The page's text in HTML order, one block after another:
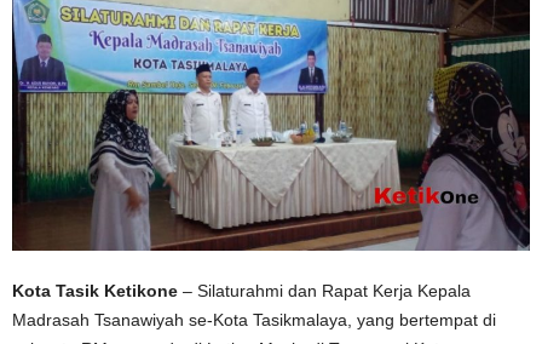
Kota Tasik Ketikone – Silaturahmi dan Rapat Kerja Kepala
Madrasah Tsanawiyah se-Kota Tasikmalaya, yang bertempat di